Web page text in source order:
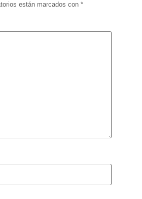
están marcados con *